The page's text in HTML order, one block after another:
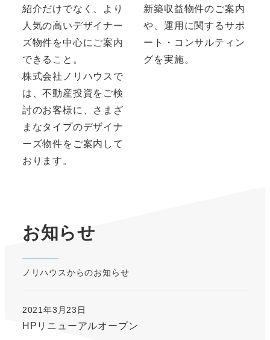
紹介だけでなく、より
人気の高いデザイナー
ズ物件を中心にご案内
できること。
株式会社ノリハウスで
は、不動産投資をご検
討のお客様に、さまざ
まなタイプのデザイナ
ーズ物件をご案内して
おります。
新築収益物件のご案内
や、運用に関するサポ
ート・コンサルティン
グを実施。
お知らせ
ノリハウスからのお知らせ
HPリニューアルオープン
2021年3月23日